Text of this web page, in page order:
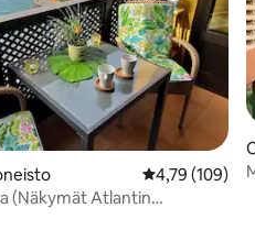
4,79 (109)